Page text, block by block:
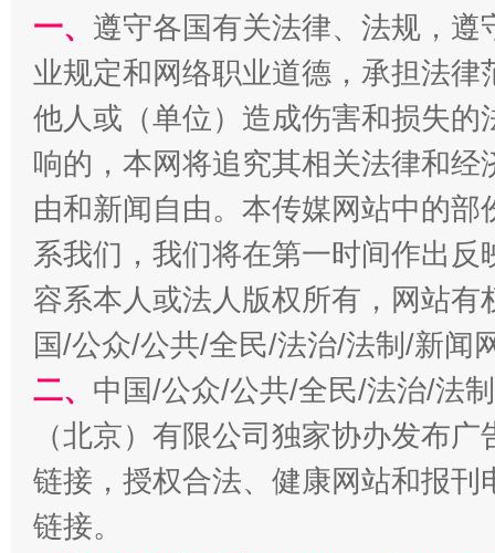
习近平的博鳌关键词
魏明亮
“刷贴”乱象丛生
生
一、 遵守各国有关法律、法规，
业规定和网络职业道德，承担法
他人或（单位）造成伤害和损失
响的，本网将追究其相关法律和
由和新闻自由。本传媒网站中的
系我们，我们将在第一时间作出
容系本人或法人版权所有，网站
国/公众/公共/全民/法治/法制/新闻
二、 中国/公众/公共/全民/法治/法
（北京）有限公司独家协办发布
链接，授权合法、健康网站和报
链接。